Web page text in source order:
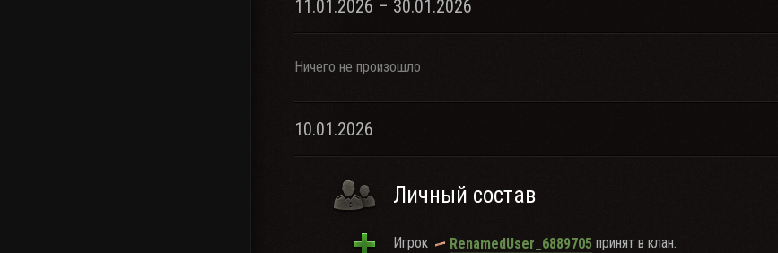
11.01.2026 – 30.01.2026
Ничего не произошло
10.01.2026
Личный состав
Игрок RenamedUser_6889705 принят в клан.